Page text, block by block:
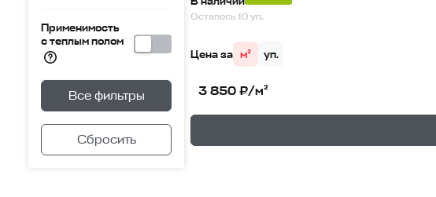
Применимость
с теплым полом
Все фильтры
Осталось 10 уп.
Цена за м² уп.
3 850 ₽/м²